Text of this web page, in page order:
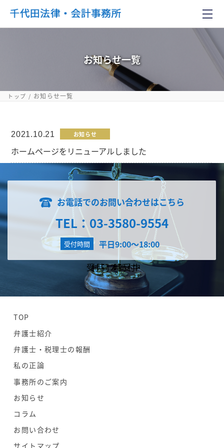
お知らせ一覧
トップ お知らせ一覧
2021.10.21 お知らせ
ホームページをリニューアルしました
お電話でのお問い合わせはこちら
TEL：03-3580-9554
受付時間
平日9:00～18:00
受付時間 24時間受付中
TOP
弁護士紹介
弁護士・税理士の報酬
私の正論
事務所のご案内
お知らせ
コラム
お問い合わせ
サイトマップ